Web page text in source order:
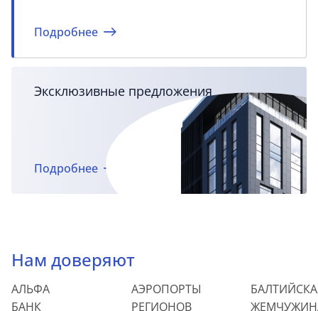
Подробнее
Эксклюзивные предложения
Подробнее
Нам доверяют
АЛЬФА
БАНК
АЭРОПОРТЫ
РЕГИОНОВ